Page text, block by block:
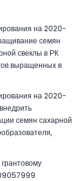
на 2020-
семян
свеклы в РК
выращенных в
на 2020-
семян сахарной